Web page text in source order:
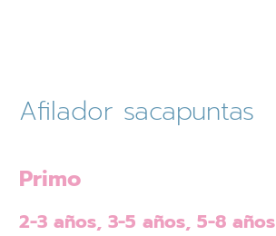
Afilador sacapuntas
Primo
2-3 años, 3-5 años, 5-8 años